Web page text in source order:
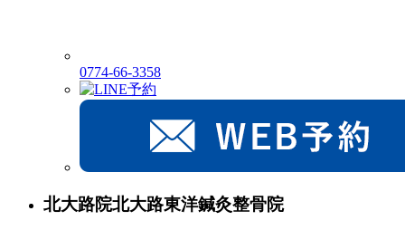
0774-66-3358
北大路院北大路東洋鍼灸整骨院